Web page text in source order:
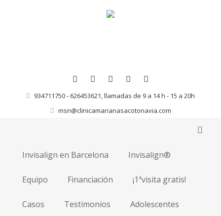
934711750 - 626453621, llamadas de 9 a 14 h - 15 a 20h
msn@clinicamarianasacotonavia.com
Invisalign en Barcelona Invisalign®
Equipo Financiación ¡1ªvisita gratis!
Casos Testimonios Adolescentes